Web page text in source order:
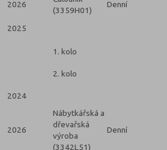
2026
(3359H01)
Denní
2025
1. kolo
2. kolo
2024
2026
Nábytkářská a
dřevařská
výroba
(3342L51)
Denní